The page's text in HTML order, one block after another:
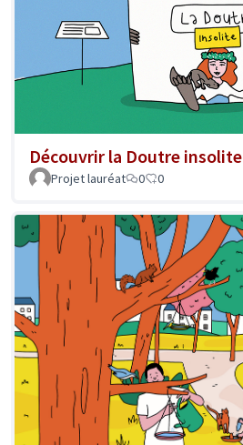
Découvrir la Doutre insolite
Projet lauréat 0 0